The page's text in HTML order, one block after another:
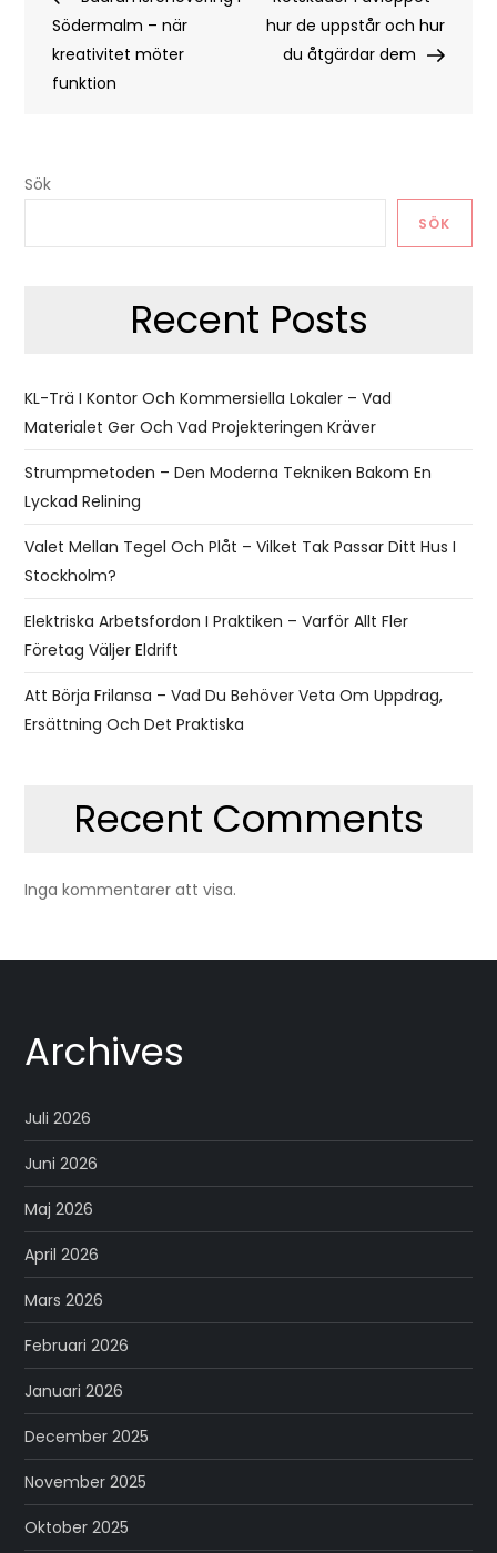
Södermalm – när
kreativitet möter
funktion
hur de uppstår och hur
du åtgärdar dem
Sök
SÖK
Recent Posts
KL-Trä I Kontor Och Kommersiella Lokaler – Vad
Materialet Ger Och Vad Projekteringen Kräver
Strumpmetoden – Den Moderna Tekniken Bakom En
Lyckad Relining
Valet Mellan Tegel Och Plåt – Vilket Tak Passar Ditt Hus I
Stockholm?
Elektriska Arbetsfordon I Praktiken – Varför Allt Fler
Företag Väljer Eldrift
Att Börja Frilansa – Vad Du Behöver Veta Om Uppdrag,
Ersättning Och Det Praktiska
Recent Comments
Inga kommentarer att visa.
Archives
Juli 2026
Juni 2026
Maj 2026
April 2026
Mars 2026
Februari 2026
Januari 2026
December 2025
November 2025
Oktober 2025